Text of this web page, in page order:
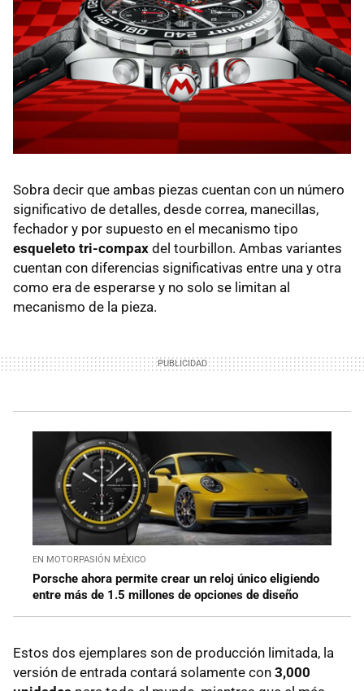
Sobra decir que ambas piezas cuentan con un número
significativo de detalles, desde correa, manecillas,
fechador y por supuesto en el mecanismo tipo
esqueleto tri-compax del tourbillon. Ambas variantes
cuentan con diferencias significativas entre una y otra
como era de esperarse y no solo se limitan al
mecanismo de la pieza.
EN MOTORPASIÓN MÉXICO
Porsche ahora permite crear un reloj único eligiendo
entre más de 1.5 millones de opciones de diseño
Estos dos ejemplares son de producción limitada, la
versión de entrada contará solamente con 3,000